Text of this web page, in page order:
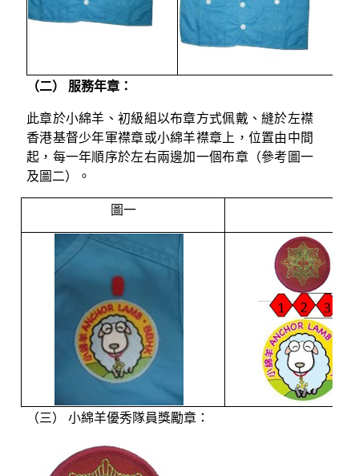
（二） 服務年章：
此章於小綿羊、初級組以布章方式佩戴、縫於左襟
香港基督少年軍襟章或小綿羊襟章上，位置由中間
起，每一年順序於左右兩邊加一個布章（參考圖一
及圖二）。
圖一
（三） 小綿羊優秀隊員獎勵章：